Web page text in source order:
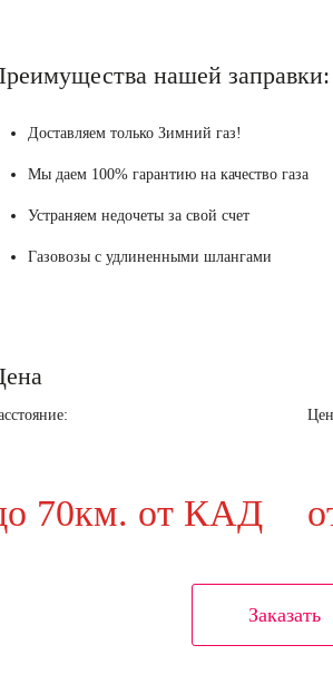
нашей заправки:
Доставляем только Зимний газ!
Мы даем 100% гарантию на качество газа
Устраняем недочеты за свой счет
Газовозы с удлиненными шлангами
70км. от КАД
Заказать